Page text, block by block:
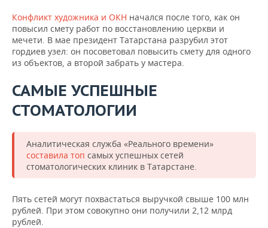
Конфликт художника и ОКН начался после того, как он
повысил смету работ по восстановлению церкви и
мечети. В мае президент Татарстана разрубил этот
гордиев узел: он посоветовал повысить смету для одного
из объектов, а второй забрать у мастера.
САМЫЕ УСПЕШНЫЕ
СТОМАТОЛОГИИ
Аналитическая служба «Реального времени»
составила топ самых успешных сетей
стоматологических клиник в Татарстане.
Пять сетей могут похвастаться выручкой свыше 100 млн
рублей. При этом совокупно они получили 2,12 млрд
рублей.